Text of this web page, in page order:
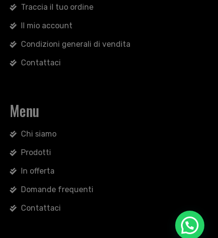
Traccia il tuo ordine
Il mio account
Condizioni generali di vendita
Contattaci
Menu
Chi siamo
Prodotti
In offerta
Domande frequenti
Contattaci